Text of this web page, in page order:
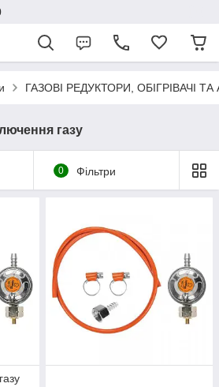
ГАЗОВІ РЕДУКТОРИ, ОБІГРІВАЧІ
газу
0 Фільтри